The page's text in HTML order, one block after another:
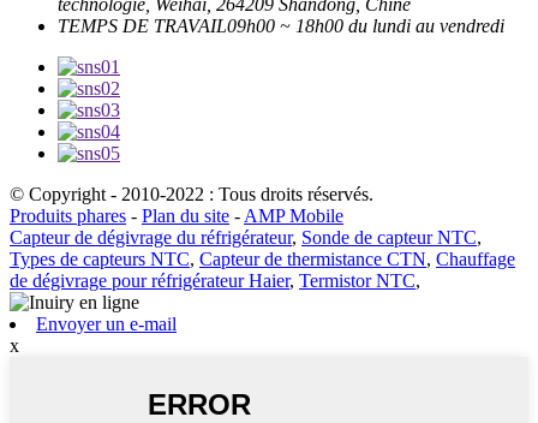
technologie, Weihai, 264209 Shandong, Chine
TEMPS DE TRAVAIL09h00 ~ 18h00 du lundi au vendredi
© Copyright - 2010-2022 : Tous droits réservés.
Produits phares - Plan du site - AMP Mobile
Capteur de dégivrage du réfrigérateur, Sonde de capteur NTC,
Types de capteurs NTC, Capteur de thermistance CTN, Chauffage
de dégivrage pour réfrigérateur Haier, Termistor NTC,
Envoyer un e-mail
x